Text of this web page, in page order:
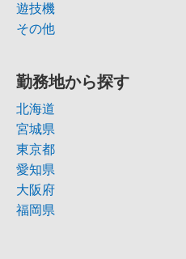
遊技機
その他
勤務地から探す
北海道
宮城県
東京都
愛知県
大阪府
福岡県